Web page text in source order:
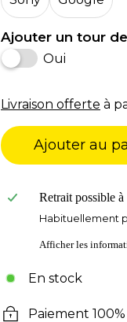
Ajouter un tour
Oui
Livraison offerte à
Ajouter au
Retrait possible à
Habituellement
Afficher les
En stock
Paiement